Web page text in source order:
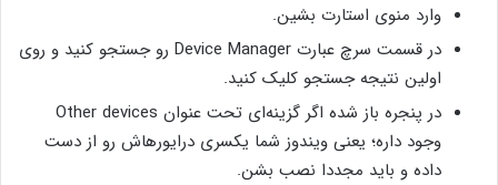
وارد منوی استارت بشین.
در قسمت سرچ عبارت Device Manager رو جستجو کنید و روی
اولین نتیجه‌ جستجو کلیک کنید.
در پنجره‌ باز شده اگر گزینه‌ای تحت عنوان Other devices
وجود داره؛ یعنی ویندوز شما یکسری درایورهاش رو از دست
داده و باید مجددا نصب بشن.